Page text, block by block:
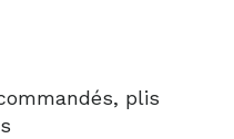
plis